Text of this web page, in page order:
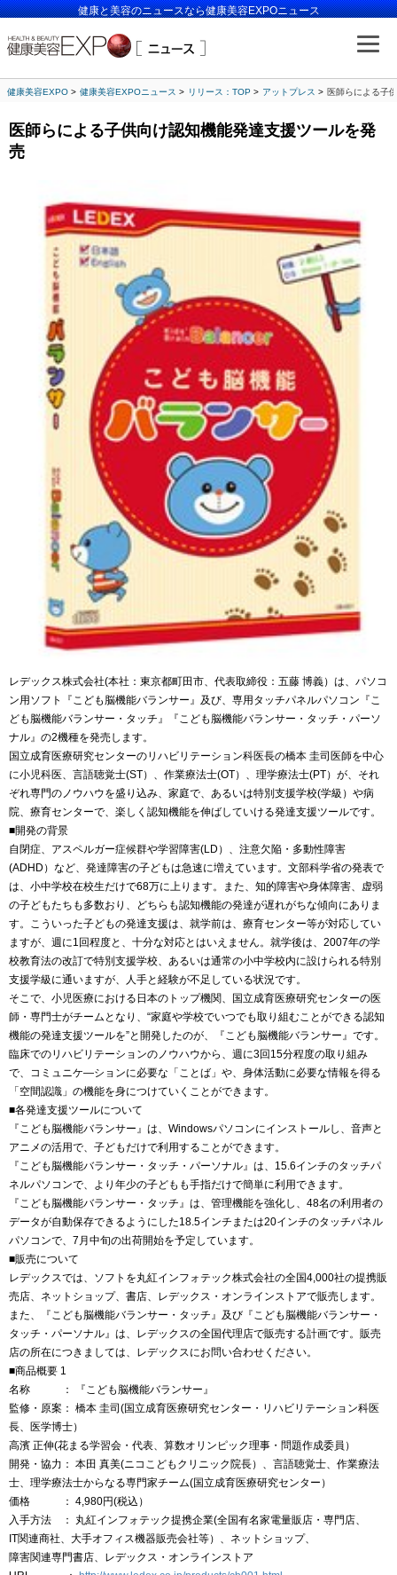
健康と美容のニュースなら健康美容EXPOニュース
健康美容EXPO 健康美容EXPOニュース リリース：TOP アットプレス 医師らによる子
医師らによる子供向け認知機能発達支援ツールを発
売
レデックス株式会社(本社：東京都町田市、代表取締役：五藤 博義）は、パソコ
ン用ソフト『こども脳機能バランサー』及び、専用タッチパネルパソコン『こ
ども脳機能バランサー・タッチ』『こども脳機能バランサー・タッチ・パーソ
ナル』の2機種を発売します。
国立成育医療研究センターのリハビリテーション科医長の橋本 圭司医師を中心
に小児科医、言語聴覚士(ST）、作業療法士(OT）、理学療法士(PT）が、それ
ぞれ専門のノウハウを盛り込み、家庭で、あるいは特別支援学校(学級）や病
院、療育センターで、楽しく認知機能を伸ばしていける発達支援ツールです。
■開発の背景
自閉症、アスペルガー症候群や学習障害(LD）、注意欠陥・多動性障害
(ADHD）など、発達障害の子どもは急速に増えています。文部科学省の発表で
は、小中学校在校生だけで68万に上ります。また、知的障害や身体障害、虚弱
の子どもたちも多数おり、どちらも認知機能の発達が遅れがちな傾向にありま
す。こういった子どもの発達支援は、就学前は、療育センター等が対応してい
ますが、週に1回程度と、十分な対応とはいえません。就学後は、2007年の学
校教育法の改訂で特別支援学校、あるいは通常の小中学校内に設けられる特別
支援学級に通いますが、人手と経験が不足している状況です。
そこで、小児医療における日本のトップ機関、国立成育医療研究センターの医
師・専門士がチームとなり、“家庭や学校でいつでも取り組むことができる認知
機能の発達支援ツールを”と開発したのが、『こども脳機能バランサー』です。
臨床でのリハビリテーションのノウハウから、週に3回15分程度の取り組み
で、コミュニケ―ションに必要な「ことば」や、身体活動に必要な情報を得る
「空間認識」の機能を身につけていくことができます。
■各発達支援ツールについて
『こども脳機能バランサー』は、Windowsパソコンにインストールし、音声と
アニメの活用で、子どもだけで利用することができます。
『こども脳機能バランサー・タッチ・パーソナル』は、15.6インチのタッチパ
ネルパソコンで、より年少の子どもも手指だけで簡単に利用できます。
『こども脳機能バランサー・タッチ』は、管理機能を強化し、48名の利用者の
データが自動保存できるようにした18.5インチまたは20インチのタッチパネル
パソコンで、7月中旬の出荷開始を予定しています。
■販売について
レデックスでは、ソフトを丸紅インフォテック株式会社の全国4,000社の提携販
売店、ネットショップ、書店、レデックス・オンラインストアで販売します。
また、『こども脳機能バランサー・タッチ』及び『こども脳機能バランサー・
タッチ・パーソナル』は、レデックスの全国代理店で販売する計画です。販売
店の所在につきましては、レデックスにお問い合わせください。
■商品概要 1
名称 ： 『こども脳機能バランサー』
監修・原案： 橋本 圭司(国立成育医療研究センター・リハビリテーション科医
長、医学博士）
高濱 正伸(花まる学習会・代表、算数オリンピック理事・問題作成委員）
開発・協力： 本田 真美(ニコこどもクリニック院長）、言語聴覚士、作業療法
士、理学療法士からなる専門家チーム(国立成育医療研究センター）
価格 ： 4,980円(税込）
入手方法 ： 丸紅インフォテック提携企業(全国有名家電量販店・専門店、
IT関連商社、大手オフィス機器販売会社等）、ネットショップ、
障害関連専門書店、レデックス・オンラインストア